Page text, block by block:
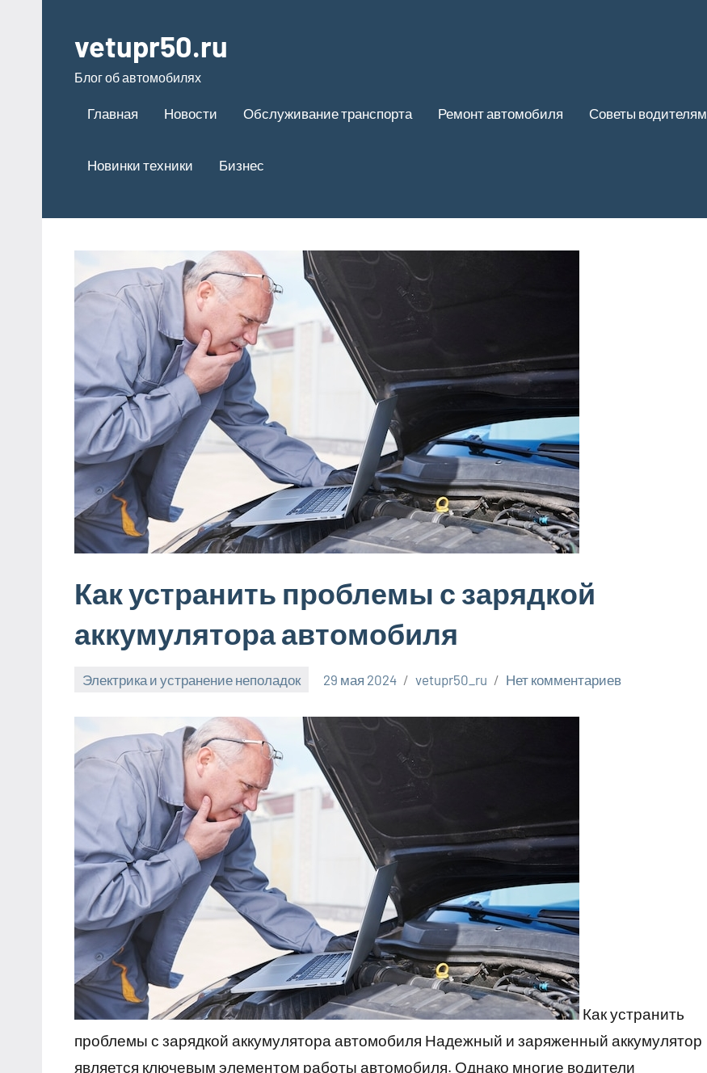
содержимому
vetupr50.ru
Блог об автомобилях
Главная Новости Обслуживание транспорта Ремонт автомобиля Советы водителям
Новинки техники Бизнес
Как устранить проблемы с зарядкой
аккумулятора автомобиля
Электрика и устранение неполадок 29 мая 2024 vetupr50_ru Нет комментариев
Как устранить
проблемы с зарядкой аккумулятора автомобиля Надежный и заряженный аккумулятор
является ключевым элементом работы автомобиля. Однако многие водители